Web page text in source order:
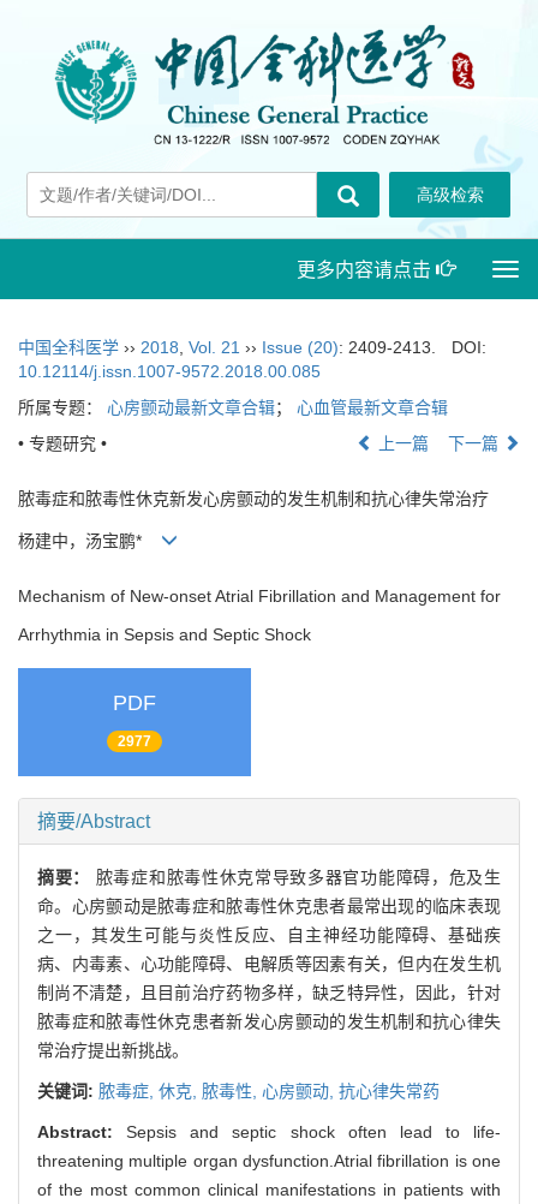
更多内容请点击
中国全科医学 ›› 2018, Vol. 21 ›› Issue (20): 2409-2413.
DOI:
10.12114/j.issn.1007-9572.2018.00.085
所属专题： 心房颤动最新文章合辑； 心血管最新文章合辑
• 专题研究 •
上一篇 下一篇
脓毒症和脓毒性休克新发心房颤动的发生机制和抗心律失常治疗
杨建中，汤宝鹏*
Mechanism of New-onset Atrial Fibrillation and Management for
Arrhythmia in Sepsis and Septic Shock
PDF
2977
摘要/Abstract
摘要：
脓毒症和脓毒性休克常导致多器官功能障碍，危及生
命。心房颤动是脓毒症和脓毒性休克患者最常出现的临床表现
之一，其发生可能与炎性反应、自主神经功能障碍、基础疾
病、内毒素、心功能障碍、电解质等因素有关，但内在发生机
制尚不清楚，且目前治疗药物多样，缺乏特异性，因此，针对
脓毒症和脓毒性休克患者新发心房颤动的发生机制和抗心律失
常治疗提出新挑战。
关键词: 脓毒症, 休克, 脓毒性, 心房颤动, 抗心律失常药
Abstract:Sepsis and septic shock often lead to life-
threatening multiple organ dysfunction.Atrial fibrillation is one
of the most common clinical manifestations in patients with